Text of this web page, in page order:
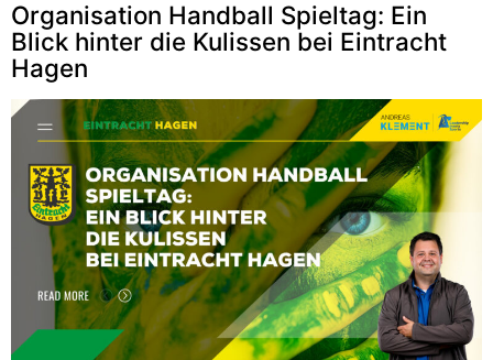
Organisation Handball Spieltag: Ein
Blick hinter die Kulissen bei Eintracht
Hagen